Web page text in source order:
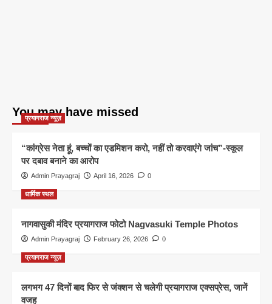
You may have missed
प्रयागराज न्यूज़
“कांग्रेस नेता हूं, बच्चों का एडमिशन करो, नहीं तो करवाएंगे जांच”-स्कूल
पर दबाव बनाने का आरोप
Admin Prayagraj April 16, 2026 0
धार्मिक स्थल
नागवासुकी मंदिर प्रयागराज फोटो Nagvasuki Temple Photos
Admin Prayagraj February 26, 2026 0
प्रयागराज न्यूज़
लगभग 47 दिनों बाद फिर से जंक्शन से चलेगी प्रयागराज एक्सप्रेस, जानें
वजह